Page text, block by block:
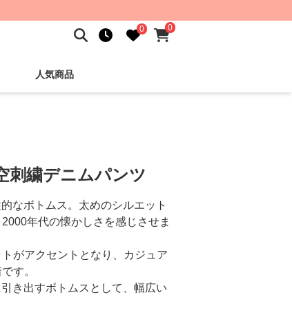
0 0
人気商品
刺繍デニムパンツ
なボトムス。太めのシルエット
年代の懐かしさを感じさせま
がアクセントとなり、カジュア
す。
き出すボトムスとして、幅広い